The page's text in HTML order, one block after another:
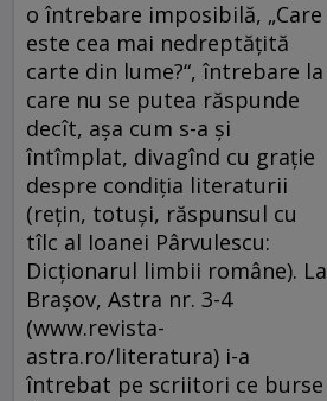
o întrebare imposibilă, „Care
este cea mai nedreptăţită
carte din lume?“, întrebare la
care nu se putea răspunde
decît, aşa cum s-a şi
întîmplat, divagînd cu graţie
despre condiţia literaturii
(reţin, totuşi, răspunsul cu
tîlc al Ioanei Pârvulescu:
Dicţionarul limbii române). La
Braşov, Astra nr. 3-4
(www.revista-
astra.ro/literatura) i-a
întrebat pe scriitori ce burse